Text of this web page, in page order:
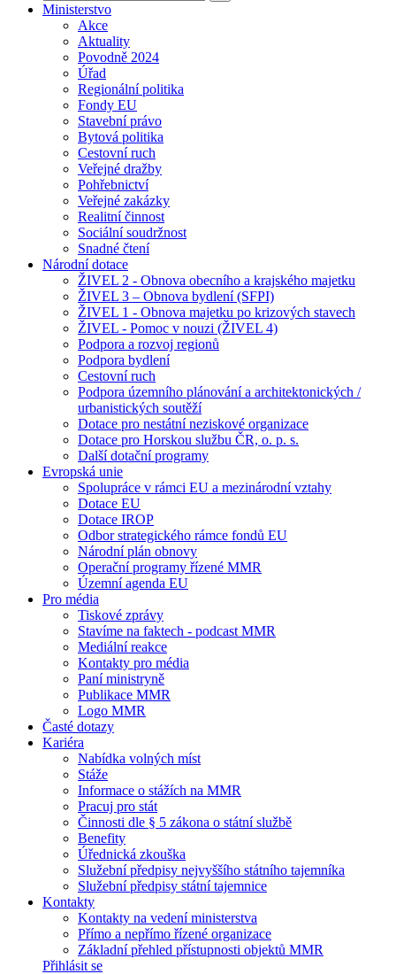
Ministerstvo
Akce
Aktuality
Povodně 2024
Úřad
Regionální politika
Fondy EU
Stavební právo
Bytová politika
Cestovní ruch
Veřejné dražby
Pohřebnictví
Veřejné zakázky
Realitní činnost
Sociální soudržnost
Snadné čtení
Národní dotace
ŽIVEL 2 - Obnova obecního a krajského majetku
ŽIVEL 3 – Obnova bydlení (SFPI)
ŽIVEL 1 - Obnova majetku po krizových stavech
ŽIVEL - Pomoc v nouzi (ŽIVEL 4)
Podpora a rozvoj regionů
Podpora bydlení
Cestovní ruch
Podpora územního plánování a architektonických /
urbanistických soutěží
Dotace pro nestátní neziskové organizace
Dotace pro Horskou službu ČR, o. p. s.
Další dotační programy
Evropská unie
Spolupráce v rámci EU a mezinárodní vztahy
Dotace EU
Dotace IROP
Odbor strategického rámce fondů EU
Národní plán obnovy
Operační programy řízené MMR
Územní agenda EU
Pro média
Tiskové zprávy
Stavíme na faktech - podcast MMR
Mediální reakce
Kontakty pro média
Paní ministryně
Publikace MMR
Logo MMR
Časté dotazy
Kariéra
Nabídka volných míst
Stáže
Informace o stážích na MMR
Pracuj pro stát
Činnosti dle § 5 zákona o státní službě
Benefity
Úřednická zkouška
Služební předpisy nejvyššího státního tajemníka
Služební předpisy státní tajemnice
Kontakty
Kontakty na vedení ministerstva
Přímo a nepřímo řízené organizace
Základní přehled přístupnosti objektů MMR
Přihlásit se